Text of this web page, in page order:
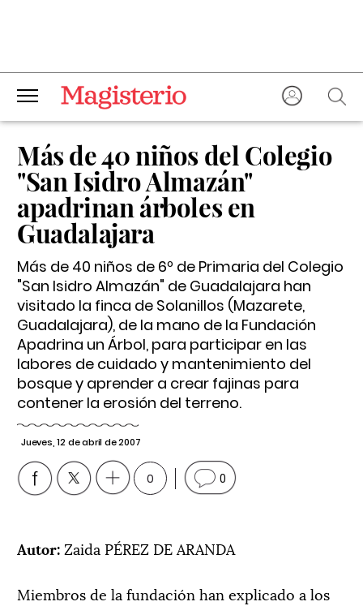
Más de 40 niños del Colegio
"San Isidro Almazán"
apadrinan árboles en
Guadalajara
Más de 40 niños de 6º de Primaria del Colegio
"San Isidro Almazán" de Guadalajara han
visitado la finca de Solanillos (Mazarete,
Guadalajara), de la mano de la Fundación
Apadrina un Árbol, para participar en las
labores de cuidado y mantenimiento del
bosque y aprender a crear fajinas para
contener la erosión del terreno.
Jueves, 12 de abril de 2007
0 0
Autor: Zaida PÉREZ DE ARANDA
Miembros de la fundación han explicado a los